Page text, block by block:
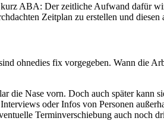
ABA: Der zeitliche Aufwand dafür
Zeitplan zu erstellen und diesen
ohnedies fix vorgegeben. Wann die
Nase vorn. Doch auch später kann
oder Infos von Personen
Terminverschiebung auch noch